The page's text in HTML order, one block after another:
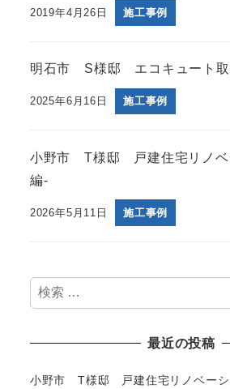
2019年4月26日 施工事例
明石市 S様邸 エコキュート取
2025年6月16日 施工事例
小野市 T様邸 戸建住宅リノベ
編-
2026年5月11日 施工事例
検
索
最近の投稿
小野市 T様邸 戸建住宅リノベーシ